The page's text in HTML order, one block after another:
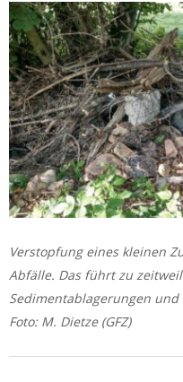
Verstopfung eines kleinen
Abfälle. Das führt zu
Sedimentablagerungen
Foto: M. Dietze (GFZ)